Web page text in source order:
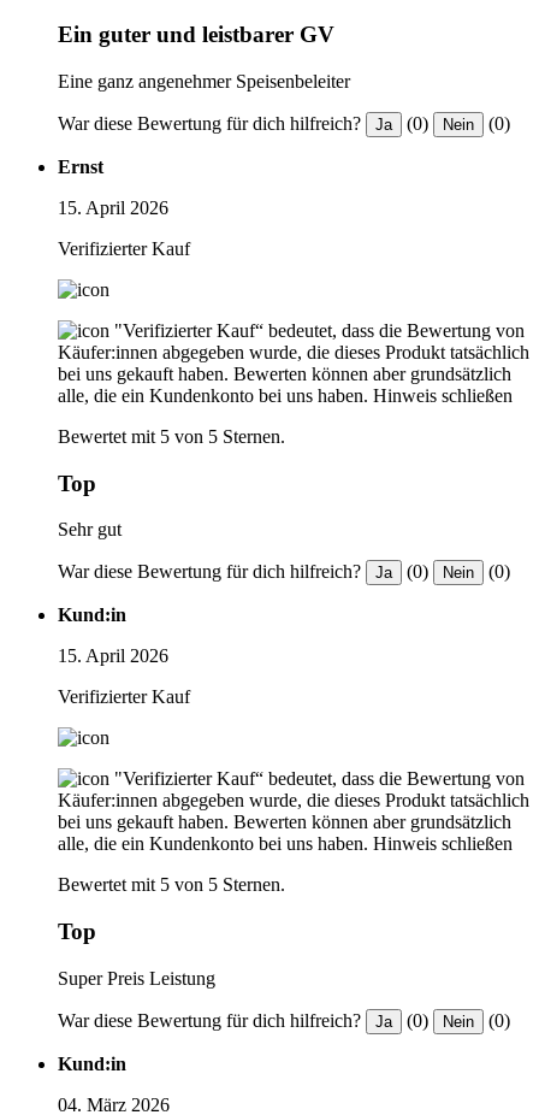
Ein guter und leistbarer GV
Eine ganz angenehmer Speisenbeleiter
War diese Bewertung für dich hilfreich? Ja (0) Nein (0)
Ernst
15. April 2026
Verifizierter Kauf
"Verifizierter Kauf“ bedeutet, dass die Bewertung von
Käufer:innen abgegeben wurde, die dieses Produkt tatsächlich
bei uns gekauft haben. Bewerten können aber grundsätzlich
alle, die ein Kundenkonto bei uns haben. Hinweis schließen
Bewertet mit 5 von 5 Sternen.
Top
Sehr gut
War diese Bewertung für dich hilfreich? Ja (0) Nein (0)
Kund:in
15. April 2026
Verifizierter Kauf
"Verifizierter Kauf“ bedeutet, dass die Bewertung von
Käufer:innen abgegeben wurde, die dieses Produkt tatsächlich
bei uns gekauft haben. Bewerten können aber grundsätzlich
alle, die ein Kundenkonto bei uns haben. Hinweis schließen
Bewertet mit 5 von 5 Sternen.
Top
Super Preis Leistung
War diese Bewertung für dich hilfreich? Ja (0) Nein (0)
Kund:in
04. März 2026